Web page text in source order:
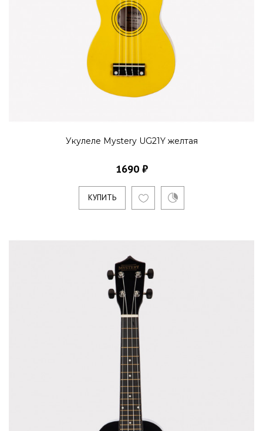
Укулеле Mystery UG21Y желтая
1690 ₽
КУПИТЬ